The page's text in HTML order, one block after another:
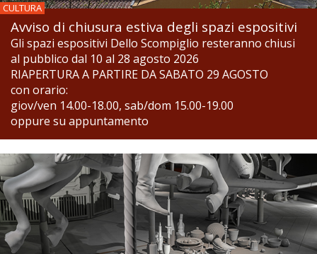
CULTURA
Avviso di chiusura estiva degli spazi espositivi
Gli spazi espositivi Dello Scompiglio resteranno chiusi
al pubblico dal 10 al 28 agosto 2026
RIAPERTURA A PARTIRE DA SABATO 29 AGOSTO
con orario:
giov/ven 14.00-18.00, sab/dom 15.00-19.00
oppure su appuntamento